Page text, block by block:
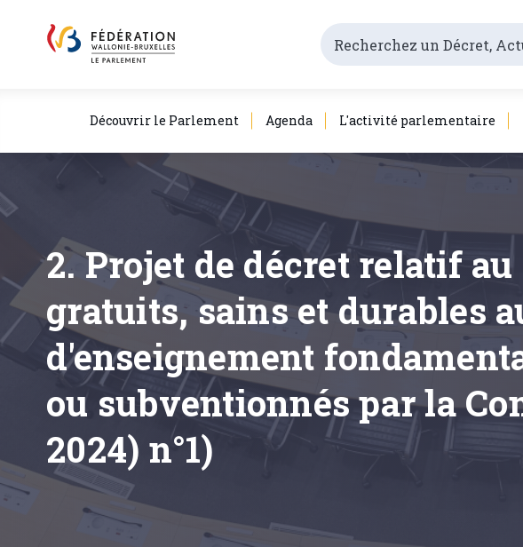
Découvrir le Parlement Agenda L'activité parlementaire
2. Projet de décret relatif
gratuits, sains et durables
d'enseignement
ou subventionnés par la
2024) n°1)